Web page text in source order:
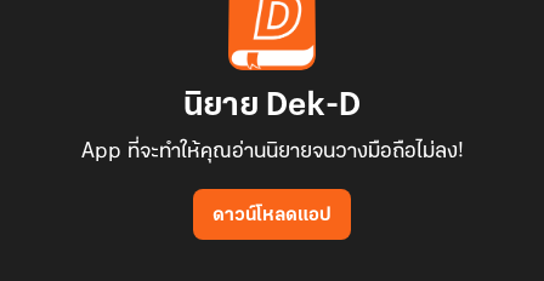
นิยาย Dek-D
App ที่จะทำให้คุณอ่านนิยายจนวางมือถือไม่ลง!
ดาวน์โหลดแอป